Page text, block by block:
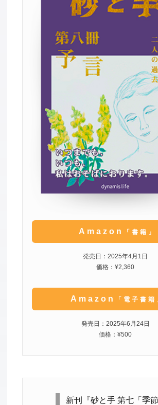
Amazon 「書籍」
発売日：2025年4月1日
価格：¥2,360
Amazon 「電子書籍
発売日：2025年6月24日
価格：¥500
新刊『砂と手 第七「季節